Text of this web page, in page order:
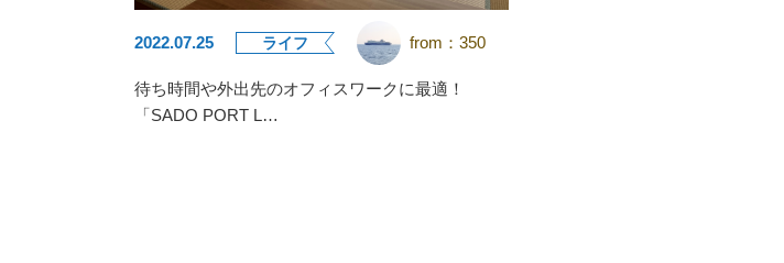
2022.07.25 ライフ from： 350
待ち時間や外出先のオフィスワークに最適！
「SADO PORT L…